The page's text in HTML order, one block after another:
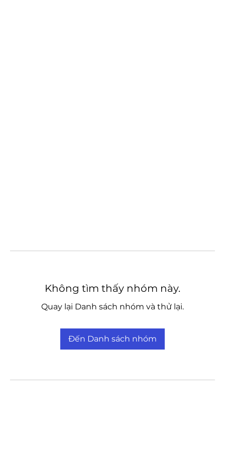
Không tìm thấy nhóm này.
Quay lại Danh sách nhóm và thử lại.
Đến Danh sách nhóm